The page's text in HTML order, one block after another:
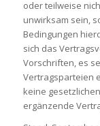
oder teilweise
unwirksam sein,
Bedingungen
sich das
Vorschriften, es
Vertragsparteien
keine
ergänzende